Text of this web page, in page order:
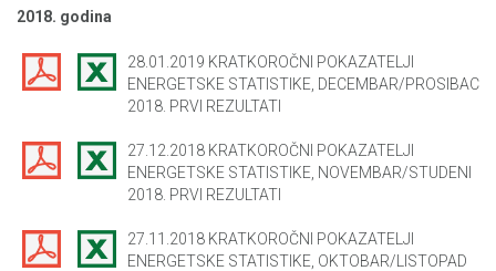
2018. godina
28.01.2019 KRATKOROČNI POKAZATELJI
ENERGETSKE STATISTIKE, DECEMBAR/PROSIBAC
2018. PRVI REZULTATI
27.12.2018 KRATKOROČNI POKAZATELJI
ENERGETSKE STATISTIKE, NOVEMBAR/STUDENI
2018. PRVI REZULTATI
27.11.2018 KRATKOROČNI POKAZATELJI
ENERGETSKE STATISTIKE, OKTOBAR/LISTOPAD